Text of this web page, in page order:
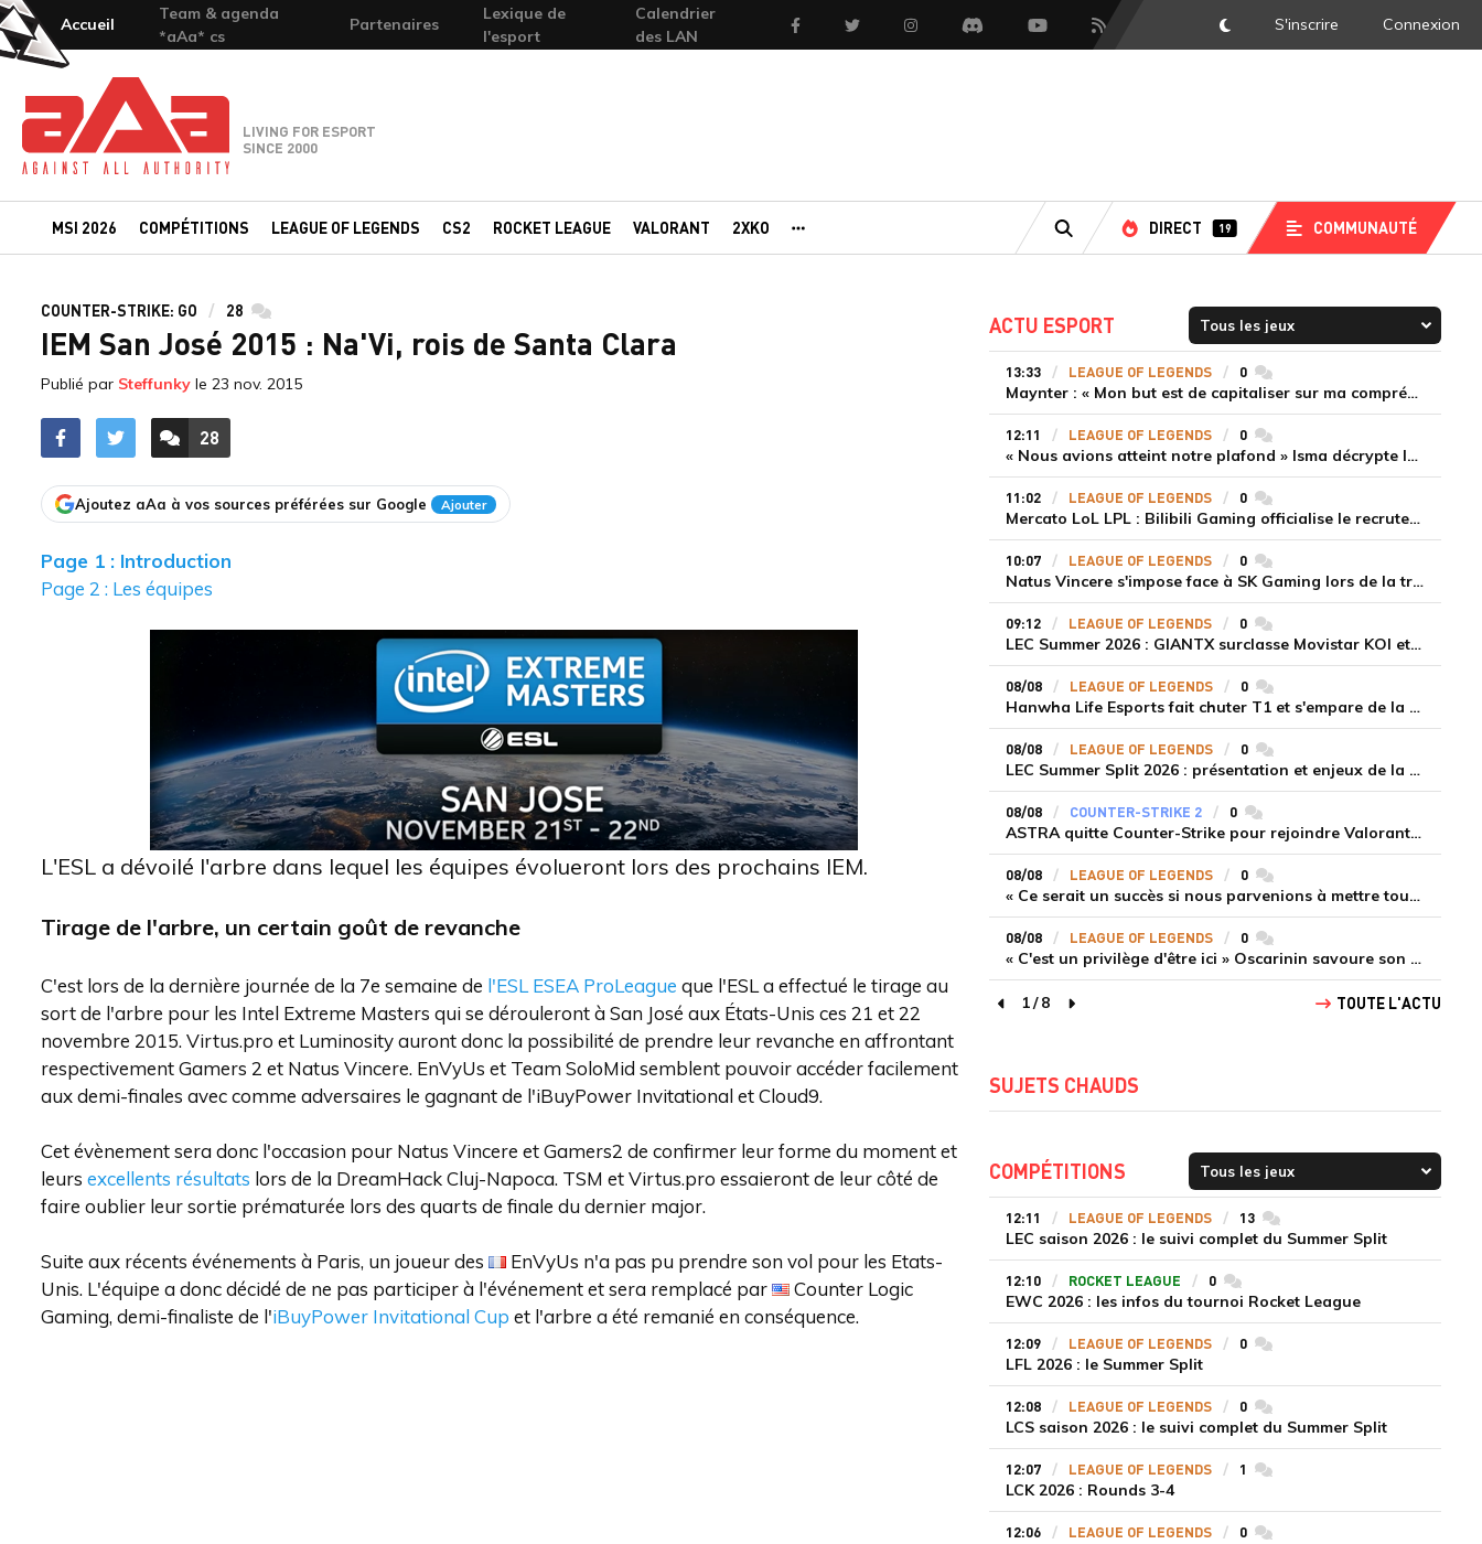
Accueil
Team & agenda
*aAa* cs
Partenaires
Lexique de
l'esport
Calendrier
des LAN
FacebookTwitter InstagramDiscord YoutubeFlux RSS DarkMode
S'inscrire Connexion
Team-aAa - against All authority
LIVING FOR ESPORT
SINCE 2000
MSI 2026 COMPÉTITIONS LEAGUE OF LEGENDS CS2 ROCKET LEAGUE VALORANT 2XKO
RECHERCHE
DIRECT 19 COMMUNAUTÉ
COUNTER-STRIKE: GO 28 commentaires
IEM San José 2015 : Na'Vi, rois de Santa Clara
Publié par Steffunky le 23 nov. 2015
ACCÉDER AUX
28
COMMENTAIRES
Ajoutez aAa à vos sources préférées sur Google Ajouter
Page 1 : Introduction
Page 2 : Les équipes
L'ESL a dévoilé l'arbre dans lequel les équipes évolueront lors des prochains IEM.
Tirage de l'arbre, un certain goût de revanche
C'est lors de la dernière journée de la 7e semaine de l'ESL ESEA ProLeague que l'ESL a effectué le tirage au
sort de l'arbre pour les Intel Extreme Masters qui se dérouleront à San José aux États-Unis ces 21 et 22
novembre 2015. Virtus.pro et Luminosity auront donc la possibilité de prendre leur revanche en affrontant
respectivement Gamers 2 et Natus Vincere. EnVyUs et Team SoloMid semblent pouvoir accéder facilement
aux demi-finales avec comme adversaires le gagnant de l'iBuyPower Invitational et Cloud9.
Cet évènement sera donc l'occasion pour Natus Vincere et Gamers2 de confirmer leur forme du moment et
leurs excellents résultats lors de la DreamHack Cluj-Napoca. TSM et Virtus.pro essaieront de leur côté de
faire oublier leur sortie prématurée lors des quarts de finale du dernier major.
Suite aux récents événements à Paris, un joueur des
EnVyUs n'a pas pu prendre son vol pour les Etats-
Unis. L'équipe a donc décidé de ne pas participer à l'événement et sera remplacé par
Counter Logic
Gaming, demi-finaliste de l'iBuyPower Invitational Cup et l'arbre a été remanié en conséquence.
ACTU ESPORT
13:33 LEAGUE OF LEGENDS 0commentaires
Maynter : « Mon but est de capitaliser sur ma compréhension du jeu plutôt que sur ma mécanique pure »
12:11 LEAGUE OF LEGENDS 0commentaires
« Nous avions atteint notre plafond » Isma décrypte le renouveau de GiantX et la victoire face à Movistar KOI
11:02 LEAGUE OF LEGENDS 0commentaires
Mercato LoL LPL : Bilibili Gaming officialise le recrutement de Flandre sur la toplane
10:07 LEAGUE OF LEGENDS 0commentaires
Natus Vincere s'impose face à SK Gaming lors de la troisième semaine du LEC Summer Split 2026
09:12 LEAGUE OF LEGENDS 0commentaires
LEC Summer 2026 : GIANTX surclasse Movistar KOI et se fait une place sur le podium
08/08 LEAGUE OF LEGENDS 0commentaires
Hanwha Life Esports fait chuter T1 et s'empare de la deuxième place du Legend Group
08/08 LEAGUE OF LEGENDS 0commentaires
LEC Summer Split 2026 : présentation et enjeux de la troisième semaine de compétition
08/08 COUNTER-STRIKE 2 0commentaires
ASTRA quitte Counter-Strike pour rejoindre Valorant et la scène compétitive Game Changers
08/08 LEAGUE OF LEGENDS 0commentaires
« Ce serait un succès si nous parvenions à mettre tous les joueurs à niveau pour espérer atteindre les playoffs », Nukeduck et Mithy après la victoire de Team Heretics
08/08 LEAGUE OF LEGENDS 0commentaires
« C'est un privilège d'être ici » Oscarinin savoure son retour en LEC et prépare sa revanche
page précédente
1/8
page suivante
TOUTE L'ACTU
SUJETS CHAUDS
COMPÉTITIONS
12:11 LEAGUE OF LEGENDS 13commentaires
LEC saison 2026 : le suivi complet du Summer Split
12:10 ROCKET LEAGUE 0commentaires
EWC 2026 : les infos du tournoi Rocket League
12:09 LEAGUE OF LEGENDS 0commentaires
LFL 2026 : le Summer Split
12:08 LEAGUE OF LEGENDS 0commentaires
LCS saison 2026 : le suivi complet du Summer Split
12:07 LEAGUE OF LEGENDS 1 commentaires
LCK 2026 : Rounds 3-4
12:06 LEAGUE OF LEGENDS 0commentaires